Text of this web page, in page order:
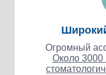
Огромный
Около 3000